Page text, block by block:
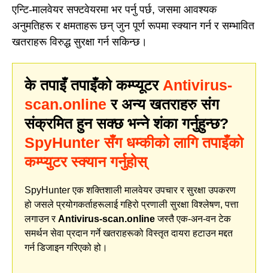
एन्टि-मालवेयर सफ्टवेयरमा भर पर्नु पर्छ, जसमा आवश्यक
अनुमतिहरू र क्षमताहरू छन् जुन पूर्ण रूपमा स्क्यान गर्न र सम्भावित
खतराहरू विरुद्ध सुरक्षा गर्न सकिन्छ।
के तपाइँ तपाइँको कम्प्यूटर Antivirus-
scan.online र अन्य खतराहरु संग
संक्रमित हुन सक्छ भन्ने शंका गर्नुहुन्छ?
SpyHunter सँग धम्कीको लागि तपाइँको
कम्प्युटर स्क्यान गर्नुहोस्
SpyHunter एक शक्तिशाली मालवेयर उपचार र सुरक्षा उपकरण
हो जसले प्रयोगकर्ताहरूलाई गहिरो प्रणाली सुरक्षा विश्लेषण, पत्ता
लगाउन रAntivirus-scan.onlineजस्तै एक-अन-वन टेक
समर्थन सेवा प्रदान गर्ने खतराहरूको विस्तृत दायरा हटाउन मद्दत
गर्न डिजाइन गरिएको हो।